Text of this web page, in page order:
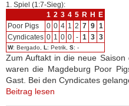
1. Spiel (1:7-Sieg):
1 2 3 4 5 R H
E
Poor Pigs
0 0 4 1 2 7 9 1
Cyndicates 0 1 0 0 - 1 3 3
W: Bergado, L : Petrik, S: -
Zum Auftakt in die neue Saison
waren die Magdeburg Poor
Gast. Bei den Cyndicates
Beitrag lesen